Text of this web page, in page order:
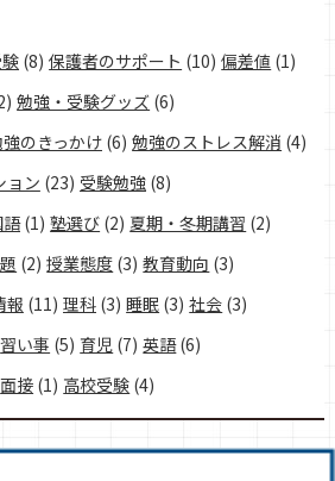
(8) 保護者のサポート (10) 偏差値 (1)
勉強・受験グッズ (6)
のきっかけ (6) 勉強のストレス解消 (4)
ョン (23) 受験勉強 (8)
語(1) 塾選び (2) 夏期・冬期講習 (2)
(2) 授業態度 (3) 教育動向 (3)
報 (11) 理科 (3) 睡眠 (3) 社会 (3)
習い事 (5) 育児 (7) 英語(6)
面接 (1) 高校受験 (4)